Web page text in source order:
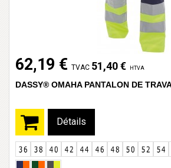
62,19 € TVAC 51,40 € HTVA
DASSY® OMAHA PANTALON DE
Détails